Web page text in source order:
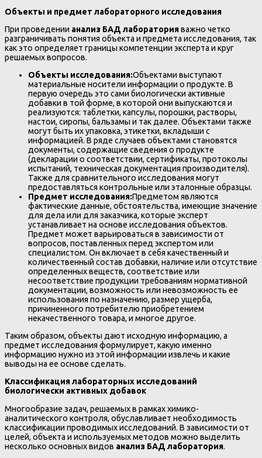
Объекты и предмет лабораторного исследования
При проведении анализ БАД лабораторияважно четко
разграничивать понятия объекта и предмета исследования, так
как это определяет границы компетенции эксперта и круг
решаемых вопросов.
Объекты исследования:Объектами выступают
материальные носители информации о продукте. В
первую очередь это сами биологически активные
добавки в той форме, в которой они выпускаются и
реализуются: таблетки, капсулы, порошки, растворы,
настои, сиропы, бальзамы и так далее. Объектами также
могут быть их упаковка, этикетки, вкладыши с
информацией. В ряде случаев объектами становятся
документы, содержащие сведения о продукте
(декларации о соответствии, сертификаты, протоколы
испытаний, техническая документация производителя).
Также для сравнительного исследования могут
предоставляться контрольные или эталонные образцы.
Предмет исследования:Предметом являются
фактические данные, обстоятельства, имеющие значение
для дела или для заказчика, которые эксперт
устанавливает на основе исследования объектов.
Предмет может варьироваться в зависимости от
вопросов, поставленных перед экспертом или
специалистом. Он включает в себя качественный и
количественный состав добавки, наличие или отсутствие
определенных веществ, соответствие или
несоответствие продукции требованиям нормативной
документации, возможность или невозможность ее
использования по назначению, размер ущерба,
причиненного потребителю приобретением
некачественного товара, и многое другое.
Таким образом, объекты дают исходную информацию, а
предмет исследования формулирует, какую именно
информацию нужно из этой информации извлечь и какие
выводы на ее основе сделать.
Классификация лабораторных исследований
биологически активных добавок
Многообразие задач, решаемых в рамках химико-
аналитического контроля, обуславливает необходимость
классификации проводимых исследований. В зависимости от
целей, объекта и используемых методов можно выделить
несколько основных видов анализ БАД лаборатория.